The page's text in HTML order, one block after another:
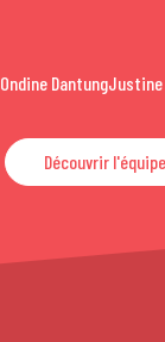
Ondine DantungJustine
Découvrir l'équipe